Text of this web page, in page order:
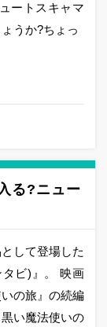
ートスキャマ
うか?ちょっ
る?ニュー
して登場した
タビ)』。 映画
の旅』の続編
い魔法使いの